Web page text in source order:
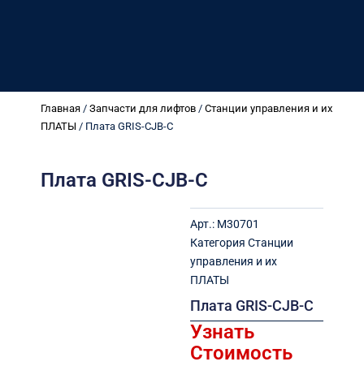
Главная / Запчасти для лифтов / Станции управления и их
ПЛАТЫ / Плата GRIS-CJB-C
Плата GRIS-CJB-C
Арт.: M30701
Категория Станции
управления и их
ПЛАТЫ
Плата GRIS-CJB-C
Узнать
Стоимость